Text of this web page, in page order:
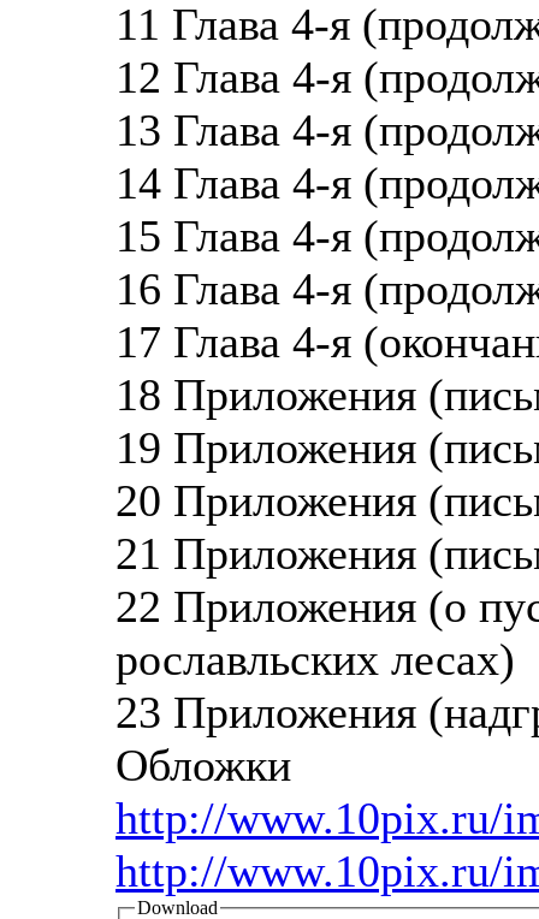
11 Глава 4-я
12 Глава 4-я
13 Глава 4-я
14 Глава 4-я
15 Глава 4-я
16 Глава 4-я
17 Глава 4-я
18 Приложения
19 Приложения
20 Приложения
21 Приложения
22 Приложения (о
рославльских лесах)
23 Приложения
Обложки
http://www.10pix.ru/
http://www.10pix.ru/
Download